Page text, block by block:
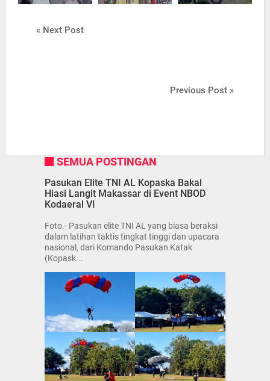
« Next Post
Previous Post »
SEMUA POSTINGAN
Pasukan Elite TNI AL Kopaska Bakal
Hiasi Langit Makassar di Event NBOD
Kodaeral VI
Foto.- Pasukan elite TNI AL yang biasa beraksi
dalam latihan taktis tingkat tinggi dan upacara
nasional, dari Komando Pasukan Katak
(Kopask...